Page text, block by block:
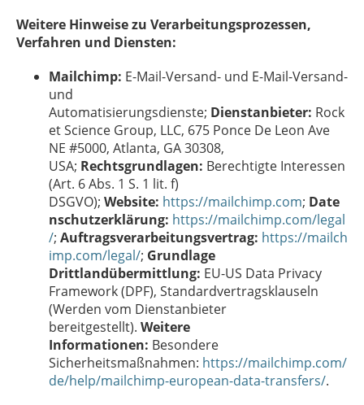
Weitere Hinweise zu Verarbeitungsprozessen,
Verfahren und Diensten:
Mailchimp: E-Mail-Versand- und E-Mail-Versand-
und
Automatisierungsdienste; Dienstanbieter: Rock
et Science Group, LLC, 675 Ponce De Leon Ave
NE #5000, Atlanta, GA 30308,
USA; Rechtsgrundlagen: Berechtigte Interessen
(Art. 6 Abs. 1 S. 1 lit. f)
DSGVO); Website: https://mailchimp.com; Date
nschutzerklärung: https://mailchimp.com/legal
/; Auftragsverarbeitungsvertrag: https://mailch
imp.com/legal/; Grundlage
Drittlandübermittlung: EU-US Data Privacy
Framework (DPF), Standardvertragsklauseln
(Werden vom Dienstanbieter
bereitgestellt). Weitere
Informationen: Besondere
Sicherheitsmaßnahmen: https://mailchimp.com/
de/help/mailchimp-european-data-transfers/.